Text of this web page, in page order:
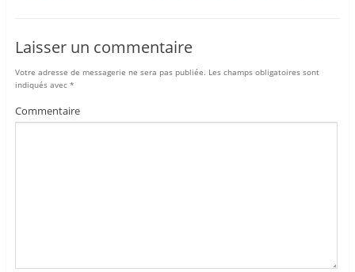
Laisser un commentaire
Votre adresse de messagerie ne sera pas publiée. Les champs obligatoires sont
indiqués avec *
Commentaire